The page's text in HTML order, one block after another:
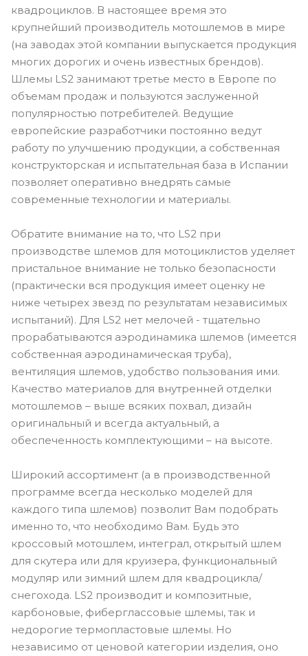
квадроциклов. В настоящее время это
крупнейший производитель мотошлемов в мире
(на заводах этой компании выпускается продукция
многих дорогих и очень известных брендов).
Шлемы LS2 занимают третье место в Европе по
объемам продаж и пользуются заслуженной
популярностью потребителей. Ведущие
европейские разработчики постоянно ведут
работу по улучшению продукции, а собственная
конструкторская и испытательная база в Испании
позволяет оперативно внедрять самые
современные технологии и материалы.
Обратите внимание на то, что LS2 при
производстве шлемов для мотоциклистов уделяет
пристальное внимание не только безопасности
(практически вся продукция имеет оценку не
ниже четырех звезд по результатам независимых
испытаний). Для LS2 нет мелочей - тщательно
прорабатываются аэродинамика шлемов (имеется
собственная аэродинамическая труба),
вентиляция шлемов, удобство пользования ими.
Качество материалов для внутренней отделки
мотошлемов – выше всяких похвал, дизайн
оригинальный и всегда актуальный, а
обеспеченность комплектующими – на высоте.
Широкий ассортимент (а в производственной
программе всегда несколько моделей для
каждого типа шлемов) позволит Вам подобрать
именно то, что необходимо Вам. Будь это
кроссовый мотошлем, интеграл, открытый шлем
для скутера или для круизера, функциональный
модуляр или зимний шлем для квадроцикла/
снегохода. LS2 производит и композитные,
карбоновые, фиберглассовые шлемы, так и
недорогие термопластовые шлемы. Но
независимо от ценовой категории изделия, оно